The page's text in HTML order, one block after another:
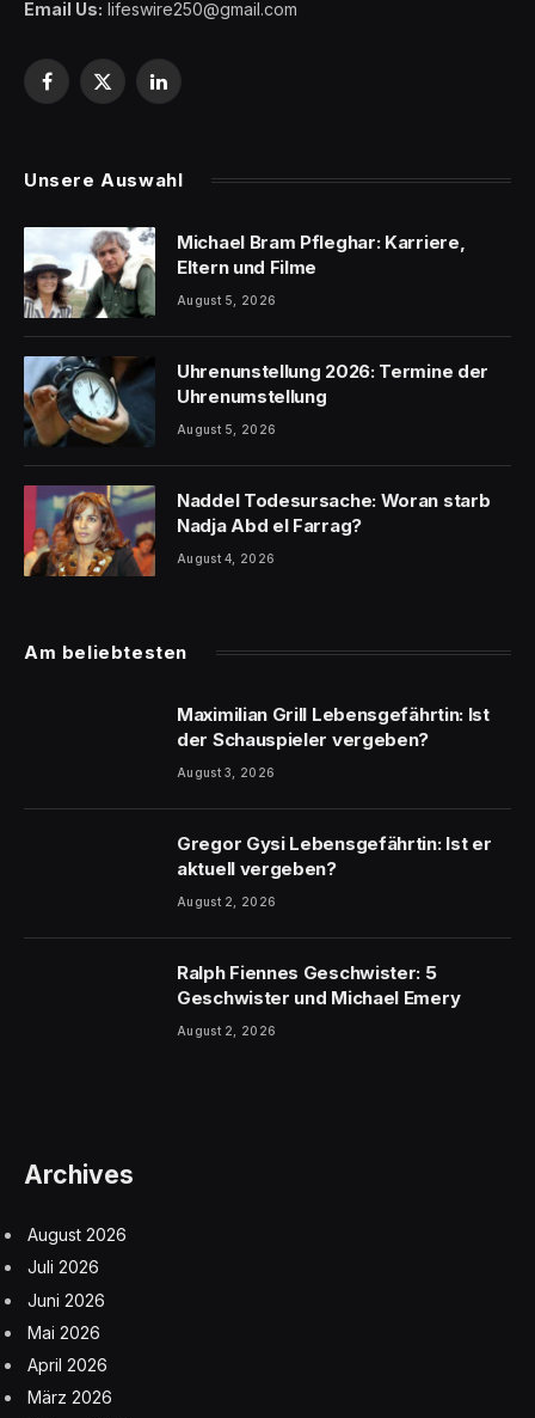
Email Us: lifeswire250@gmail.com
Facebook
X
LinkedIn
Unsere Auswahl
Michael Bram Pfleghar: Karriere,
Eltern und Filme
August 5, 2026
Uhrenunstellung 2026: Termine der
Uhrenumstellung
August 5, 2026
Naddel Todesursache: Woran starb
Nadja Abd el Farrag?
August 4, 2026
Am beliebtesten
Maximilian Grill Lebensgefährtin: Ist
der Schauspieler vergeben?
August 3, 2026
Gregor Gysi Lebensgefährtin: Ist er
aktuell vergeben?
August 2, 2026
Ralph Fiennes Geschwister: 5
Geschwister und Michael Emery
August 2, 2026
Archives
August 2026
Juli 2026
Juni 2026
Mai 2026
April 2026
März 2026